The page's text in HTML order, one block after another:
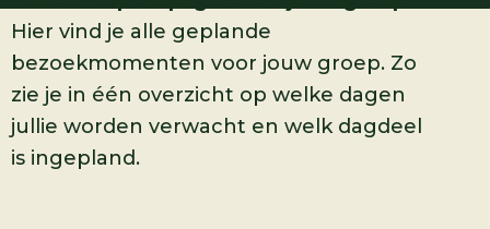
Hier vind je alle geplande
bezoekmomenten voor jouw groep. Zo
zie je in één overzicht op welke dagen
jullie worden verwacht en welk dagdeel
is ingepland.